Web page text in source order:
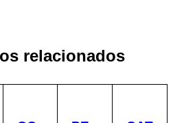
relacionados